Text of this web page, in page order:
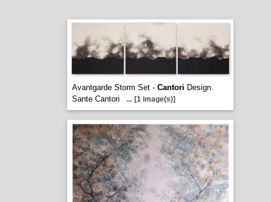
Avantgarde Storm Set - Cantori Design.
Sante Cantori
... [1 image(s)]